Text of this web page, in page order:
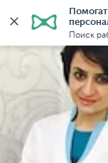
Поиск
Главная